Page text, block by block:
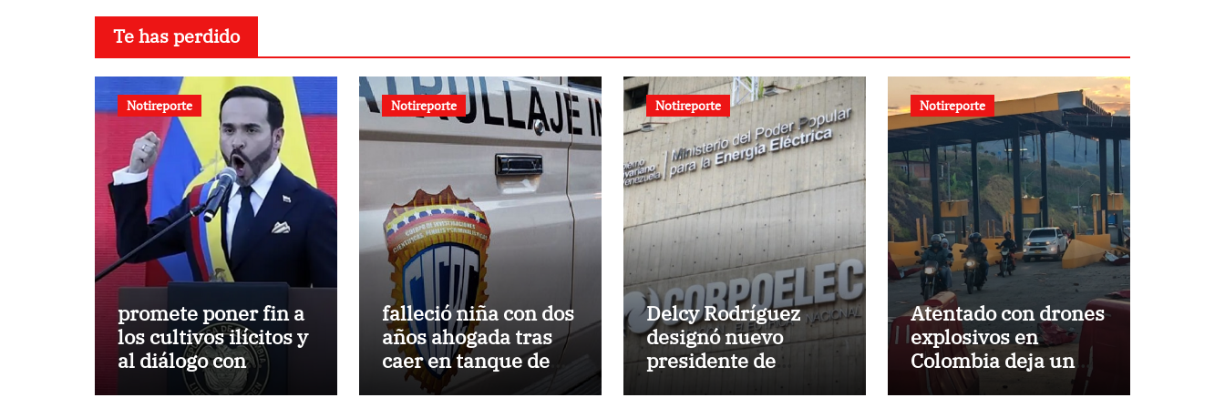
Te has perdido
Notireporte
promete poner fin a
los cultivos ilícitos y
al diálogo con
grupos armados
Notireporte
falleció niña con dos
años ahogada tras
caer en tanque de
agua
Notireporte
Delcy Rodríguez
designó nuevo
presidente de
Notireporte
Atentado con drones
explosivos en
Colombia deja un
policía muerto